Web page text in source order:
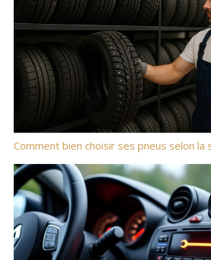
Comment bien choisir ses pneus selon la